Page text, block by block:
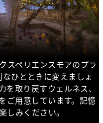
スペリエンスモアのプラ
ひとときに変えましょ
を取り戻すウェルネス、
ご用意しています。記憶
しみください。